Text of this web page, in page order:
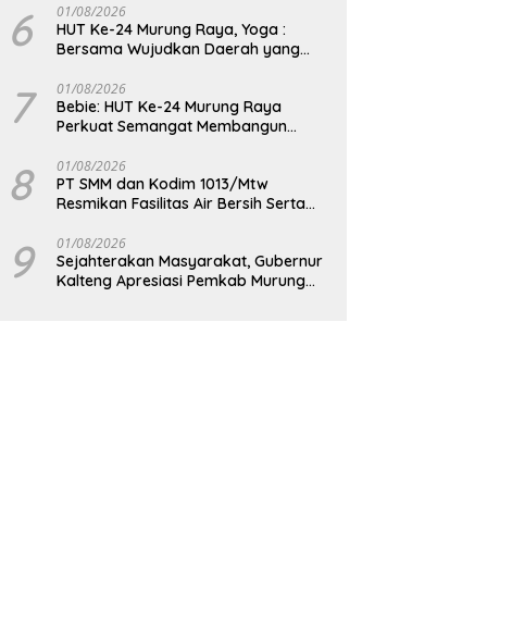
6 01/08/2026
HUT Ke-24 Murung Raya, Yoga :
Bersama Wujudkan Daerah yang
7 01/08/2026
Bebie: HUT Ke-24 Murung Raya
Perkuat Semangat Membangun
8 01/08/2026
PT SMM dan Kodim 1013/Mtw
Resmikan Fasilitas Air Bersih Serta
Masyarakat
9 01/08/2026
Sejahterakan Masyarakat, Gubernur
Kalteng Apresiasi Pemkab Murung